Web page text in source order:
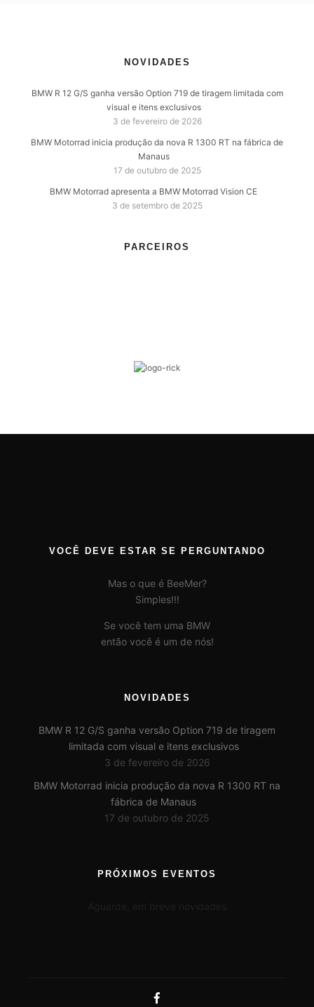
NOVIDADES
BMW R 12 G/S ganha versão Option 719 de tiragem limitada com
visual e itens exclusivos
3 de fevereiro de 2026
BMW Motorrad inicia produção da nova R 1300 RT na fábrica de
Manaus
17 de outubro de 2025
BMW Motorrad apresenta a BMW Motorrad Vision CE
3 de setembro de 2025
PARCEIROS
VOCÊ DEVE ESTAR SE PERGUNTANDO
Mas o que é BeeMer?
Simples!!!
Se você tem uma BMW
então você é um de nós!
NOVIDADES
BMW R 12 G/S ganha versão Option 719 de tiragem
limitada com visual e itens exclusivos
3 de fevereiro de 2026
BMW Motorrad inicia produção da nova R 1300 RT na
fábrica de Manaus
17 de outubro de 2025
PRÓXIMOS EVENTOS